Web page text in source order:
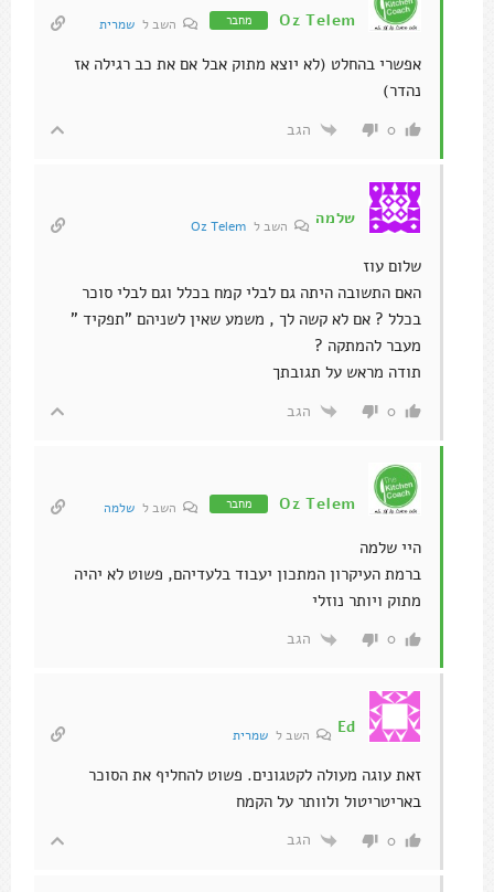
Oz Telem מחבר השב ל שמרית
אפשרי בהחלט (לא יוצא מתוק אבל אם את כב רגילה אז
נהדר)
0 הגב
שלמה השב ל Oz Telem
שלום עוז
האם התשובה היתה גם לבלי קמח בכלל וגם לבלי סוכר
בכלל ? אם לא קשה לך , משמע שאין לשניהם "תפקיד "
מעבר להמתקה ?
תודה מראש על תגובתך
0 הגב
Oz Telem מחבר השב ל שלמה
היי שלמה
ברמת העיקרון המתכון יעבוד בלעדיהם, פשוט לא יהיה
מתוק ויותר נוזלי
0 הגב
Ed השב לשמרית
זאת עוגה מעולה לקטגונים. פשוט להחליף את הסוכר
באריטריטול ולוותר על הקמח
0 הגב